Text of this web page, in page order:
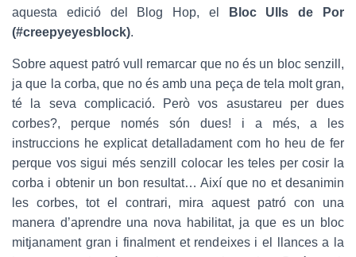
aquesta edició del Blog Hop, el
Bloc Ulls de Por
(#creepyeyesblock).
Sobre aquest patró vull remarcar que no és un bloc senzill,
ja que la corba, que no és amb una peça de tela molt gran,
té la seva complicació. Però vos asustareu per dues
corbes?, perque només són dues! i a més, a les
instruccions he explicat detalladament com ho heu de fer
perque vos sigui més senzill colocar les teles per cosir la
corba i obtenir un bon resultat… Així que no et desanimin
les corbes, tot el contrari, mira aquest patró con una
manera d’aprendre una nova habilitat, ja que es un bloc
mitjanament gran i finalment et rendeixes i el llances a la